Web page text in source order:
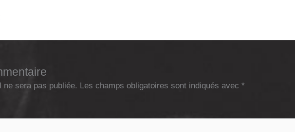
ne sera pas publiée. Les champs obligatoires sont indiqués avec *